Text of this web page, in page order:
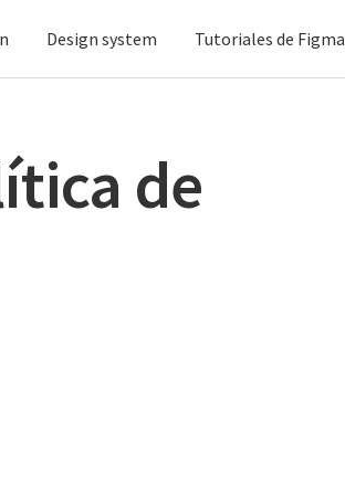
Design system Tutoriales de Figma
de